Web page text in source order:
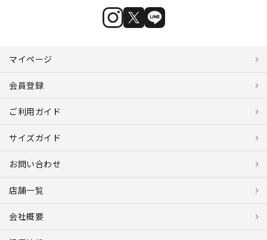
マイページ
会員登録
ご利用ガイド
サイズガイド
お問い合わせ
店舗一覧
会社概要